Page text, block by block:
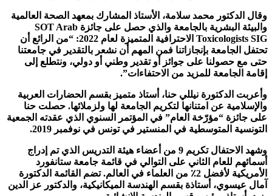
وقال الدكتور محمد سلامة، الأستاذ المشارك بمعهد الصحة العالمية
والبيئة البشرية بالجامعة والذي حصل على جائزة SOT Arab
Toxicologists SIG الاحترافية المتميزة لعام 2022: “من الرائع أن
تحتفل الجامعة بإنجازاتنا فمن المهم أن نشعر بالتقدير في جامعتنا
حتى مع حصولنا على جوائز أو تقدير وطني أو دولي، ونتطلع إلى
إقامة الجامعة للمزيد من الاحتفاءات”.
وأعربت الدكتورة نيللي حنا، أستاذ متميز بقسم الحضارات العربية
والإسلامية عن امتنانها لتكريم الجامعة لها ولزملائها. حصلت حنا
على جائزة “مؤرّخة العام” في المؤتمر السنوي الذي عقدته الجمعية
التونسية المتوسطية في المنستير في تونس في نوفمبر 2019.
وشهد الاحتفال تكريم 9 من أعضاء هيئة التدريس الذي تم إدراج
أسمائهم للعام الثاني على التوالي في قائمة جامعة ستانفورد
الأمريكية لأفضل 2٪ من العلماء في العالم. تضم القائمة الدكتورة
آمال عيسوي، أستاذة بقسم الهندسة الميكانيكية، والدكتور عز الدين